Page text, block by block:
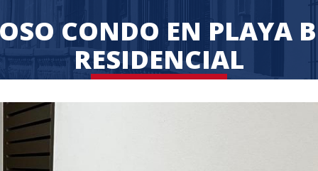
CONDO EN PLAYA
RESIDENCIAL